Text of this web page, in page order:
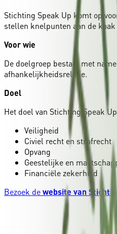
Stichting Speak Up komt op
stellen knelpunten aan de
Voor wie
De doelgroep bestaat met
afhankelijkheidsrelatie.
Doel
Het doel van Stichting Speak
Veiligheid
Civiel recht en strafrecht
Opvang
Geestelijke en
Financiële zekerheid
Bezoek dewebsite van